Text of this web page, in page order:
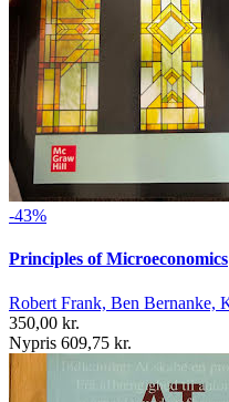
-43%
Principles of Microeconomics
Robert Frank, Ben Bernanke,
350,00 kr.
Nypris 609,75 kr.